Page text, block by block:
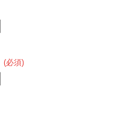
(必須)